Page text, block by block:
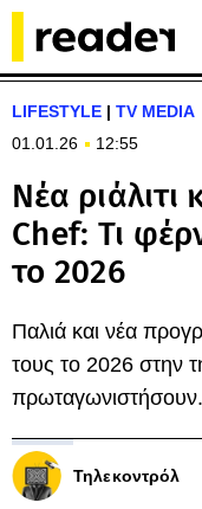
LIFESTYLE | TV MEDIA
01.01.26
12:55
Νέα ριάλιτι
Chef: Τι
το 2026
Παλιά και νέα
τους το 2026 στην
πρωταγωνιστήσουν.
Τηλεκοντρόλ